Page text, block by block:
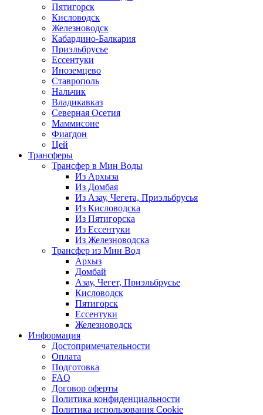
Пятигорск
Кисловодск
Железноводск
Кабардино-Балкария
Приэльбрусье
Ессентуки
Иноземцево
Ставрополь
Нальчик
Владикавказ
Северная Осетия
Маммисоне
Фиагдон
Цей
Трансферы
Трансфер в Мин Воды
Из Архыза
Из Домбая
Из Азау, Чегета, Приэльбрусья
Из Кисловодска
Из Пятигорска
Из Ессентуки
Из Железноводска
Трансфер из Мин Вод
Архыз
Домбай
Азау, Чегет, Приэльбрусье
Кисловодск
Пятигорск
Ессентуки
Железноводск
Информация
Достопримечательности
Оплата
Подготовка
FAQ
Договор оферты
Политика конфиденциальности
Политика использования Cookie